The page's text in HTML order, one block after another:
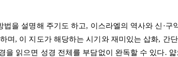
을 설명해 주기도 하고, 이스라엘의 역사와 신·
며, 이 지도가 해당하는 시기와 재미있는 삽화,
을 읽으면 성경 전체를 부담없이 완독할 수 있다.